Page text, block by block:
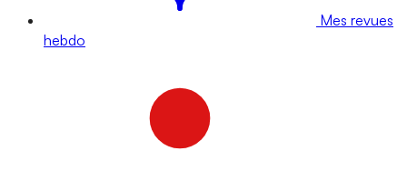
Mes revues
hebdo